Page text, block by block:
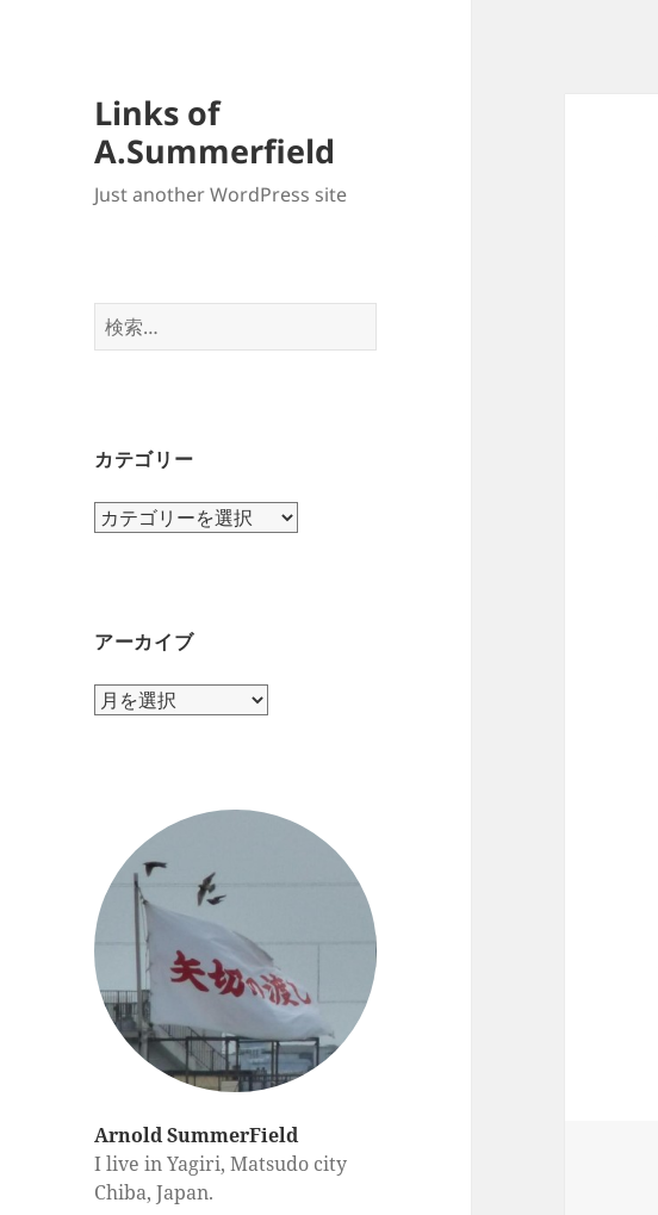
Links of
A.Summerfield
Just another WordPress site
検
索:
カテゴリー
カ
ー
アーカイブ
ア
Arnold SummerField
I live in Yagiri, Matsudo city
Chiba, Japan.